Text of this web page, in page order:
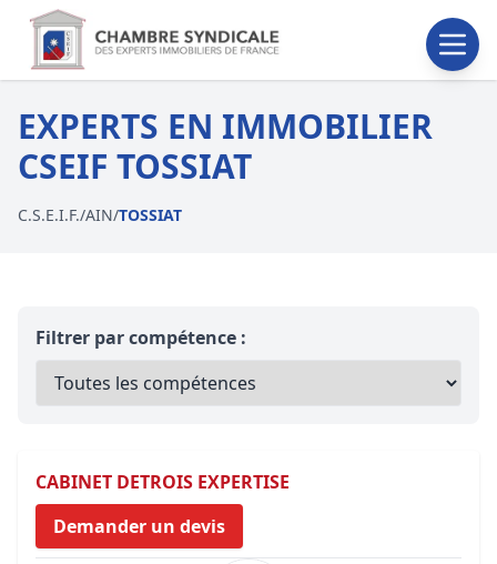
EXPERTS EN IMMOBILIER
CSEIF TOSSIAT
C.S.E.I.F./AIN/TOSSIAT
Filtrer par compétence :
CABINET DETROIS EXPERTISE
Demander un devis